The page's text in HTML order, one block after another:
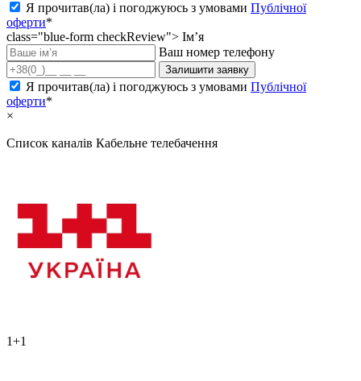
Я прочитав(ла) і погоджуюсь з умовами Публічної
оферти*
class="blue-form checkReview"> Ім’я
Ваш номер телефону
Залишити заявку
Я прочитав(ла) і погоджуюсь з умовами Публічної
оферти*
×
Список каналів Кабельне телебачення
1+1